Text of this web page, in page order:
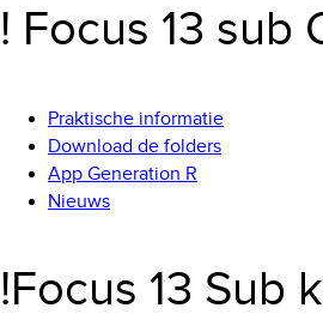
! Focus 13 sub
Praktische informatie
Download de folders
App Generation R
Nieuws
!Focus 13 Sub